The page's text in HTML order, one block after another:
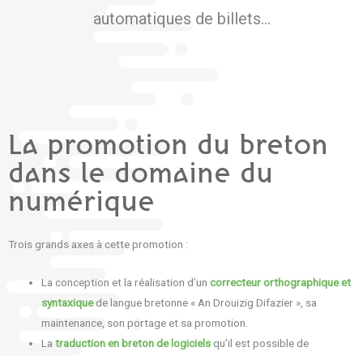
automatiques de billets…
La promotion du breton
dans le domaine du
numérique
Trois grands axes à cette promotion :
La conception et la réalisation d’uncorrecteur orthographique et
syntaxiquede langue bretonne « An Drouizig Difazier », sa
maintenance, son portage et sa promotion.
Latraduction en breton de logiciels qu’il est possible de